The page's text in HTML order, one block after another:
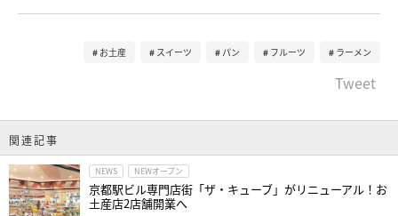
お土産 スイーツ パン フルーツ ラーメン
Tweet
関連記事
NEWS NEWオープン
京都駅ビル専門店街「ザ・キューブ」がリニューアル！お
土産店2店舗開業へ